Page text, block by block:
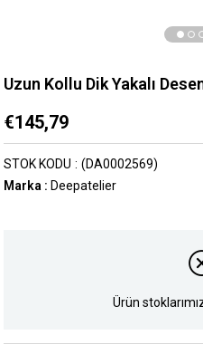
Uzun Kollu Dik Yakalı
€145,79
(DA0002569)
STOK KODU
Marka : Deepatelier
Ürün